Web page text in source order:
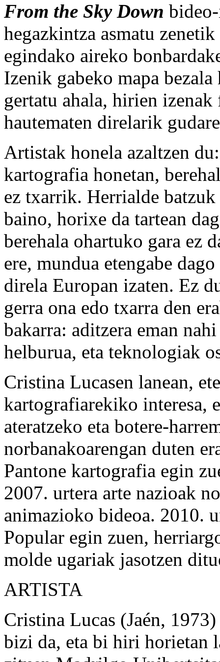
From the Sky Down
hegazkintza asmatu
egindako aireko
Izenik gabeko mapa
gertatu ahala, hirien
hautematen direlarik
Artistak honela azaltzen
kartografia honetan,
ez txarrik. Herrialde batzuk
baino, horixe da tartean
berehala ohartuko gara ez
ere, mundua etengabe
direla Europan izaten. Ez
gerra ona edo txarra den
bakarra: aditzera eman
helburua, eta teknologiak
Cristina Lucasen lanean,
kartografiarekiko interesa,
ateratzeko eta botere-
norbanakoarengan duten
Pantone kartografia egin
2007. urtera arte nazioak
animazioko bideoa. 2010.
Popular egin zuen,
molde ugariak jasotzen
ARTISTA
Cristina Lucas (Jaén,
bizi da, eta bi hiri horietan